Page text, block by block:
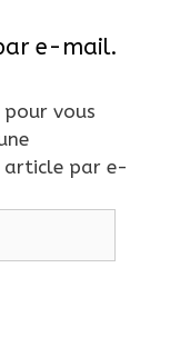
e-mail.
pour vous
article par e-